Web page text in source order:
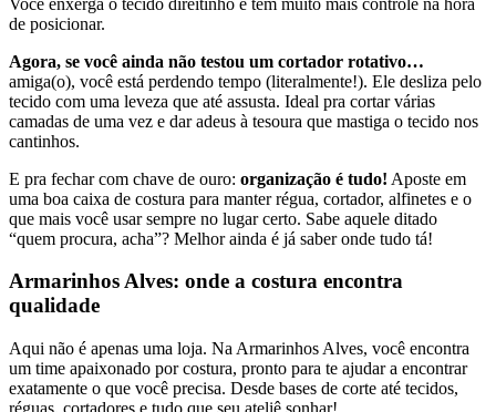
de posicionar.
Agora, se você ainda não testou um cortador rotativo…
amiga(o), você está perdendo tempo (literalmente!). Ele desliza pelo
tecido com uma leveza que até assusta. Ideal pra cortar várias
camadas de uma vez e dar adeus à tesoura que mastiga o tecido nos
cantinhos.
E pra fechar com chave de ouro: organização é tudo! Aposte em
uma boa caixa de costura para manter régua, cortador, alfinetes e o
que mais você usar sempre no lugar certo. Sabe aquele ditado
“quem procura, acha”? Melhor ainda é já saber onde tudo tá!
Armarinhos Alves: onde a costura encontra
qualidade
Aqui não é apenas uma loja. Na Armarinhos Alves, você encontra
um time apaixonado por costura, pronto para te ajudar a encontrar
exatamente o que você precisa. Desde bases de corte até tecidos,